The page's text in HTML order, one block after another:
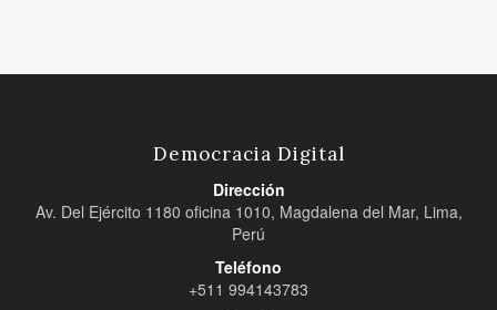
Democracia Digital
Dirección
Av. Del Ejército 1180 oficina 1010, Magdalena del Mar, Lima,
Perú
Teléfono
+511 994143783